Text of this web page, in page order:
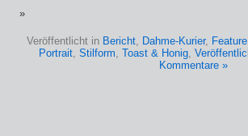
Veröffentlicht in Bericht, Dahme-Kurier, Feature
Portrait, Stilform, Toast & Honig,
Kommentare »